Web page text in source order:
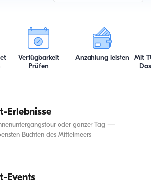
Verfügbarkeit
Prüfen
Anzahlung leisten
Mit
Erlebnisse
oder ganzer Tag —
Buchten des Mittelmeers
Sonnenuntergangstour
Events